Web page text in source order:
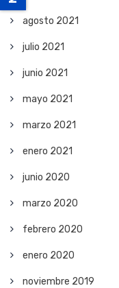
agosto 2021
julio 2021
junio 2021
mayo 2021
marzo 2021
enero 2021
junio 2020
marzo 2020
febrero 2020
enero 2020
noviembre 2019